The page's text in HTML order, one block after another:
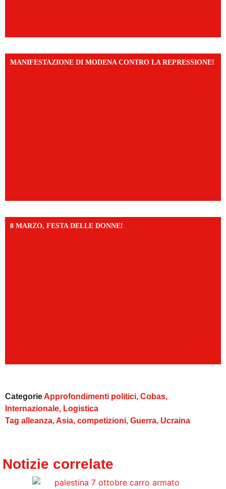
MANIFESTAZIONE DI MODENA CONTRO LA REPRESSIONE!
8 MARZO, FESTA DELLE DONNE!
CategorieApprofondimenti politici, Cobas,
Internazionale, Logistica
Tag alleanza,Asia, competizioni, Guerra, Ucraina
Notizie correlate